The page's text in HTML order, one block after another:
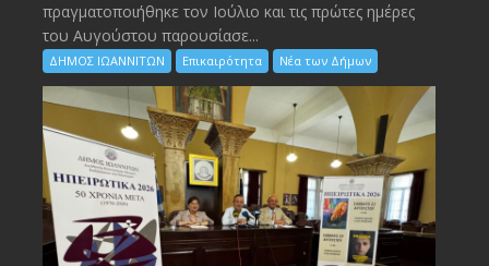
πραγματοποιήθηκε τον Ιούλιο και τις πρώτες ημέρες
του Αυγούστου παρουσίασε...
ΔΗΜΟΣ ΙΩΑΝΝΙΤΩΝ Επικαιρότητα Νέα των Δήμων